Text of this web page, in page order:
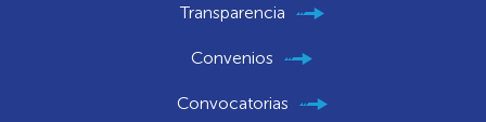
Transparencia
Convenios
Convocatorias